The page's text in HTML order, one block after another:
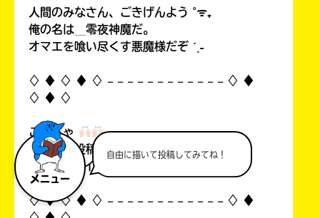
メニュー
自由に描いて投稿してみてね！
人間のみなさん、ごきげんよう ˚ᯤ₊
俺の名は＿零夜神魔だ。
オマエを喰い尽くす悪魔様だぞ ˊˎ˗
♢ ♦︎ ♢ ♦︎ ♢ 𓐄 𓐄 𓐄 𓐄 𓐄 𓐄 𓐄 𓐄 𓐄 𓐄 𓐄 𓐄 ♢ ♦︎
♢ ♦︎ ♢
こんちゃ
自分の初投稿を見て俺思ったんすよ…！
中1なのにイタいって！((
♢ ♦︎ ♢ ♦︎ ♢ 𓐄 𓐄 𓐄 𓐄 𓐄 𓐄 𓐄 𓐄 𓐄 𓐄 𓐄 𓐄 ♢ ♦︎